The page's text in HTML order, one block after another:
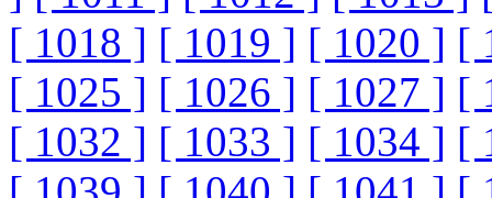
[ 1018 ] [ 1019 ] [ 1020 ] [
[ 1025 ] [ 1026 ] [ 1027 ] [
[ 1032 ] [ 1033 ] [ 1034 ] [